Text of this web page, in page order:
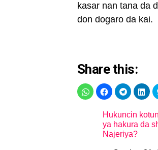
kasar nan tana da
don dogaro da kai.
Share this:
Hukuncin
ya hakura da
Najeriya?